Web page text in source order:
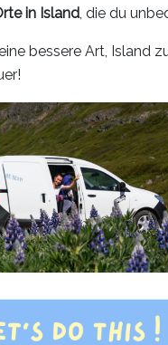
in Island, die du
bessere Art, Island